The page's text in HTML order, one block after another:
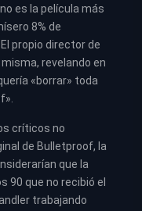
es la película más
8% de
propio director de
revelando en
«borrar» toda
críticos no
de Bulletproof, la
que la
90 que no recibió el
trabajando